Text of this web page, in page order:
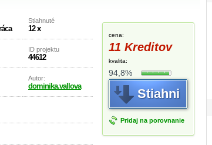
Stiahnuté
12 x
ID projektu
44612
Autor:
dominika.vallova
cena:
11 Kreditov
kvalita:
94,8%
Stiahni
Pridaj na porovnanie